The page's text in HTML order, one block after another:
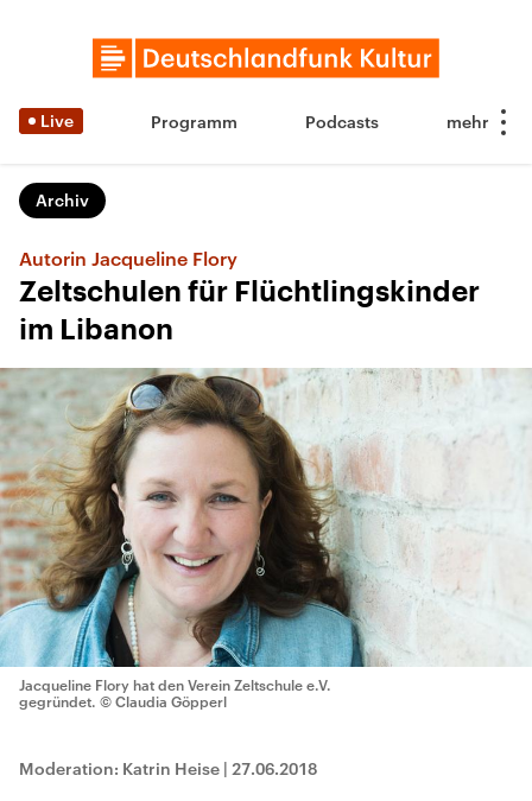
Live Programm Podcasts
Archiv
Autorin Jacqueline Flory
Zeltschulen für Flüchtlingskinder
im Libanon
Jacqueline Flory hat den Verein Zeltschule e.V.
gegründet. © Claudia Göpperl
Moderation: Katrin Heise | 27.06.2018